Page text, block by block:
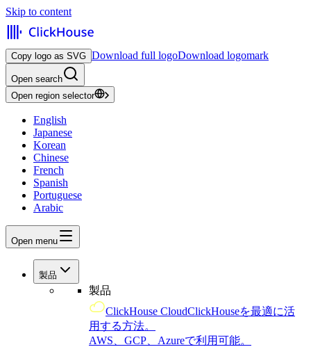
Skip to content
Copy logo as SVG Download full logoDownload logomark
Open search
Open region selector
English
Japanese
Korean
Chinese
French
Spanish
Portuguese
Arabic
Open menu
製品
製品
ClickHouse CloudClickHouseを最適に活
用する方法。
AWS、GCP、Azureで利用可能。